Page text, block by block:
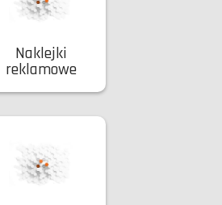
Naklejki
reklamowe